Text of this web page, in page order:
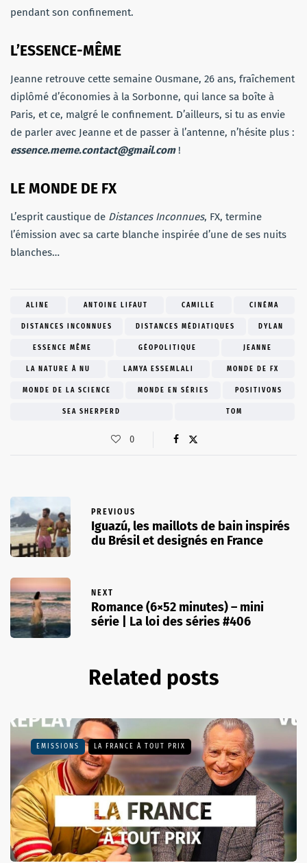
pendant son confinement.
L’ESSENCE-MÊME
Jeanne retrouve cette semaine Ousmane, 26 ans, fraîchement
diplômé d’économies à la Sorbonne, qui lance sa boîte à
Paris, et ce, malgré le confinement. D’ailleurs, si tu as envie
de parler avec Jeanne et de passer à l’antenne, n’hésite plus :
essence.meme.contact@gmail.com!
LE MONDE DE FX
L’esprit caustique de Distances Inconnues, FX, termine
l’émission avec sa carte blanche inspirée d’une de ses nuits
blanches…
ALINE ANTOINE LIFAUT CAMILLE CINÉMA
DISTANCES INCONNUES DISTANCES MÉDIATIQUES DYLAN
ESSENCE MÊME GÉOPOLITIQUE JEANNE
LA NATURE À NU LAMYA ESSEMLALI MONDE DE FX
MONDE DE LA SCIENCE MONDE EN SÉRIES POSITIVONS
SEA SHERPERD TOM
0
PREVIOUS
Iguazú, les maillots de bain inspirés
du Brésil et designés en France
NEXT
Romance (6×52 minutes) – mini
série | La loi des séries #406
Related posts
EMISSIONS LA FRANCE À TOUT PRIX